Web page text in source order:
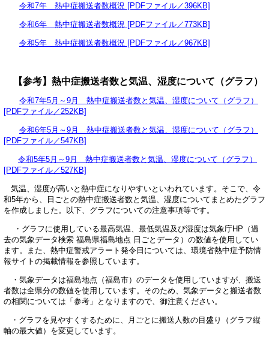
令和7年 熱中症搬送者数概況 [PDFファイル／396KB]
令和6年 熱中症搬送者数概況 [PDFファイル／773KB]
令和5年 熱中症搬送者数概況 [PDFファイル／967KB]
【参考】熱中症搬送者数と気温、湿度について（グラフ）
令和7年5月～9月 熱中症搬送者数と気温、湿度について（グラフ）
[PDFファイル／252KB]
令和6年5月～9月 熱中症搬送者数と気温、湿度について（グラフ）
[PDFファイル／547KB]
令和5年5月～9月 熱中症搬送者数と気温、湿度について（グラフ）
[PDFファイル／527KB]
気温、湿度が高いと熱中症になりやすいといわれています。そこで、令
和5年から、日ごとの熱中症搬送者数と気温、湿度についてまとめたグラフ
を作成しました。以下、グラフについての注意事項等です。
・グラフに使用している最高気温、最低気温及び湿度は気象庁HP（過
去の気象データ検索 福島県福島地点 日ごとデータ）の数値を使用してい
ます。また、熱中症警戒アラート発令日については、環境省熱中症予防情
報サイトの掲載情報を参照しています。
・気象データは福島地点（福島市）のデータを使用していますが、搬送
者数は全県分の数値を使用しています。そのため、気象データと搬送者数
の相関については「参考」となりますので、御注意ください。
・グラフを見やすくするために、月ごとに搬送人数の目盛り（グラフ縦
軸の最大値）を変更しています。